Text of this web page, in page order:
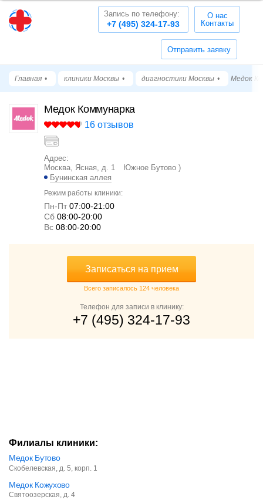
Отправить заявку
+7 (495) 324-17-93
Запись по телефону:
О нас
Контакты
Главная клиники Москвы диагностики Москвы Медок
Медок Коммунарка
16 отзывов
Адрес:
Москва, Ясная, д. 1
Южное Бутово
Бунинская аллея
Режим работы клиники:
Пн-Пт 07:00-21:00
Cб 08:00-20:00
Вс 08:00-20:00
Записаться на прием
Всего записалось 124 человека
Телефон для записи в клинику:
+7 (495) 324-17-93
Филиалы клиники:
Медок Бутово
Скобелевская, д. 5, корп. 1
Медок Кожухово
Святоозерская, д. 4